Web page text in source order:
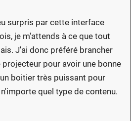
surpris par cette interface
je m'attends à ce que tout
J'ai donc préféré brancher
projecteur pour avoir une bonne
boitier très puissant pour
quel type de contenu.